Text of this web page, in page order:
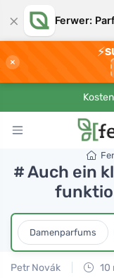
× Ferwer:
×
⚡
# Auch ein
Damenparfums
Petr Novák 10